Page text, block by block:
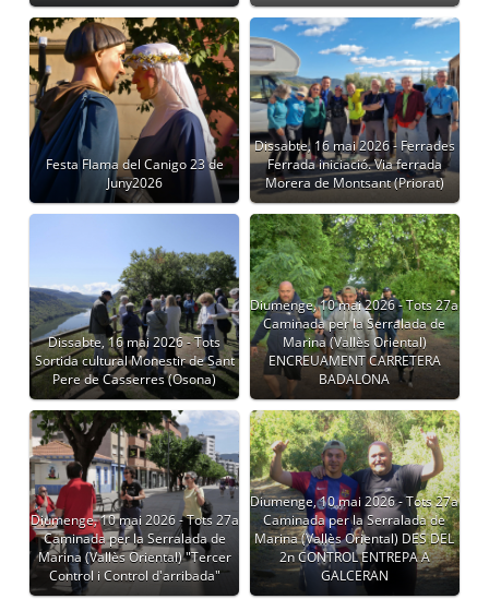
Festa Flama del Canigo 23 de
Juny2026
Dissabte, 16 mai 2026 - Ferrades
Ferrada iniciació. Via ferrada
Morera de Montsant (Priorat)
Dissabte, 16 mai 2026 - Tots
Sortida cultural Monestir de Sant
Pere de Casserres (Osona)
Diumenge, 10 mai 2026 - Tots 27a
Caminada per la Serralada de
Marina (Vallès Oriental)
ENCREUAMENT CARRETERA
BADALONA
Diumenge, 10 mai 2026 - Tots 27a
Caminada per la Serralada de
Marina (Vallès Oriental) "Tercer
Control i Control d'arribada"
Diumenge, 10 mai 2026 - Tots 27a
Caminada per la Serralada de
Marina (Vallès Oriental) DES DEL
2n CONTROL ENTREPA A
GALCERAN